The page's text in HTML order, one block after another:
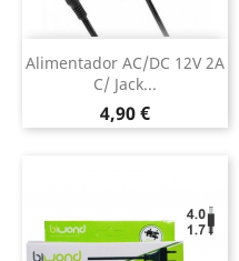
Alimentador AC/DC 12V 2A
C/ Jack...
Preço
4,90 €